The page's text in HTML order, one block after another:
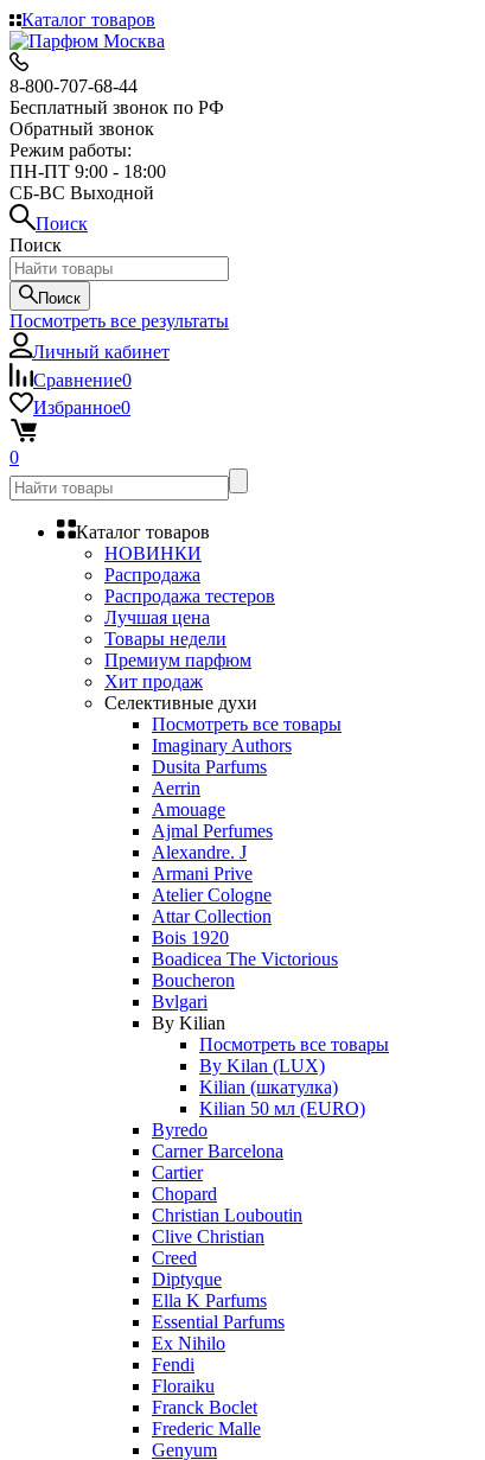
Каталог товаров
8-800-707-68-44
Бесплатный звонок по РФ
Обратный звонок
Режим работы:
ПН-ПТ 9:00 - 18:00
СБ-ВС Выходной
Поиск
Поиск
Поиск
Посмотреть все результаты
Личный кабинет
Сравнение0
Избранное0
0
Каталог товаров
НОВИНКИ
Распродажа
Распродажа тестеров
Лучшая цена
Товары недели
Премиум парфюм
Хит продаж
Селективные духи
Посмотреть все товары
Imaginary Authors
Dusita Parfums
Aerrin
Amouage
Ajmal Perfumes
Alexandre. J
Armani Prive
Atelier Cologne
Attar Collection
Bois 1920
Boadicea The Victorious
Boucheron
Bvlgari
By Kilian
Посмотреть все товары
By Kilan (LUX)
Kilian (шкатулка)
Kilian 50 мл (EURO)
Byredo
Carner Barcelona
Cartier
Chopard
Christian Louboutin
Clive Christian
Creed
Diptyque
Ella K Parfums
Essential Parfums
Ex Nihilo
Fendi
Floraiku
Franck Boclet
Frederic Malle
Genyum